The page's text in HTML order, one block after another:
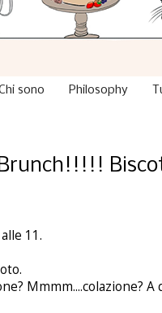
sono Philosophy
11.